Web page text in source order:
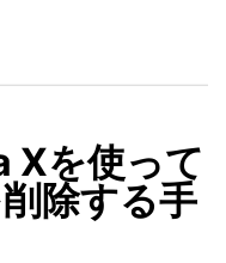
Xを使って
除する手